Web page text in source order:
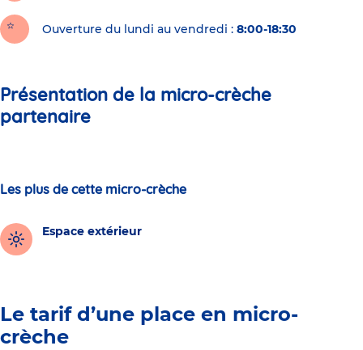
Ouverture du lundi au vendredi : 8:00-18:30
Présentation de la micro-crèche
partenaire
Les plus de cette micro-crèche
Espace extérieur
Le tarif d’une place en micro-
crèche